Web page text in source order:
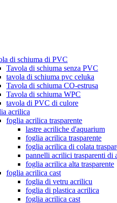
di schiuma di PVC
Tavola di schiuma senza PVC
tavola di schiuma pvc celuka
Tavola di schiuma CO-estrusa
Tavola di schiuma WPC
tavola di PVC di culore
acrilica
foglia acrilica trasparente
lastre acriliche d'aquarium
foglia acrilica trasparente
foglia acrilica di colata
pannelli acrilici trasparenti di
foglia acrilica alta trasparente
foglia acrilica cast
foglia di vetru acrilicu
foglia di plastica acrilica
foglia acrilica cast